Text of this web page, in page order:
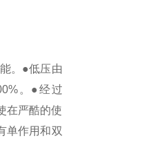
。●低压由
。●经过
在严酷的使
单作用和双